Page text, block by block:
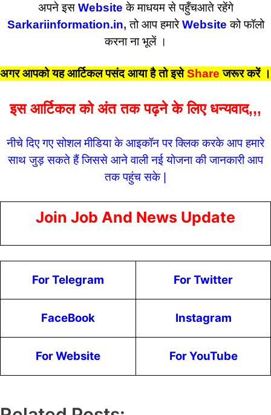
अपने इसWebsite के माधयम से पहुँचआते रहेंगे
Sarkariinformation.in,तो आप हमारेWebsiteको फॉलो
करना ना भूलें ।
अगर आपको यह आर्टिकल पसंद आया है तो इसेShare जरूर करें ।
इस आर्टिकल को अंत तक पढ़ने के लिए धन्यवाद,,,
नीचे दिए गए सोशल मीडिया के आइकॉन पर क्लिक करके आप हमारे
साथ जुड़ सकते हैं जिससे आने वाली नई योजना की जानकारी आप
तक पहुंच सके |
Join Job And News Update
For Telegram For Twitter
FaceBook Instagram
For Website For YouTube